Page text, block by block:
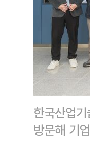
한국산업
방문해 기